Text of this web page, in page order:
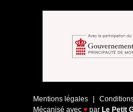
Mentions légales
Mécanisé avec ♥ par Le Petit